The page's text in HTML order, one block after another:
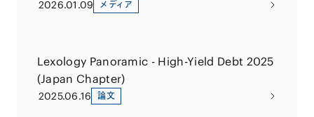
2026.01.09 メディア
Lexology Panoramic - High-Yield Debt 2025
(Japan Chapter)
2025.06.16 論文